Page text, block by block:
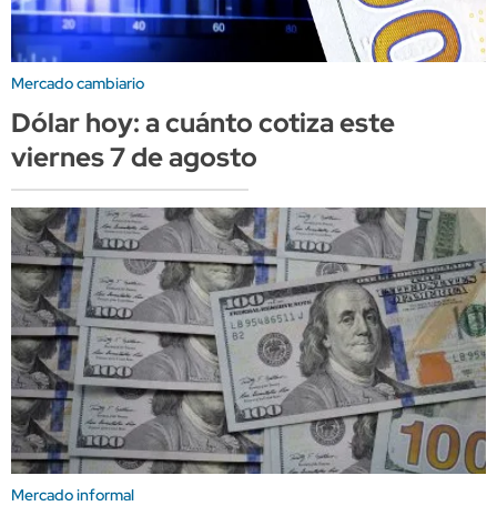
Mercado cambiario
Dólar hoy: a cuánto cotiza este
viernes 7 de agosto
Mercado informal